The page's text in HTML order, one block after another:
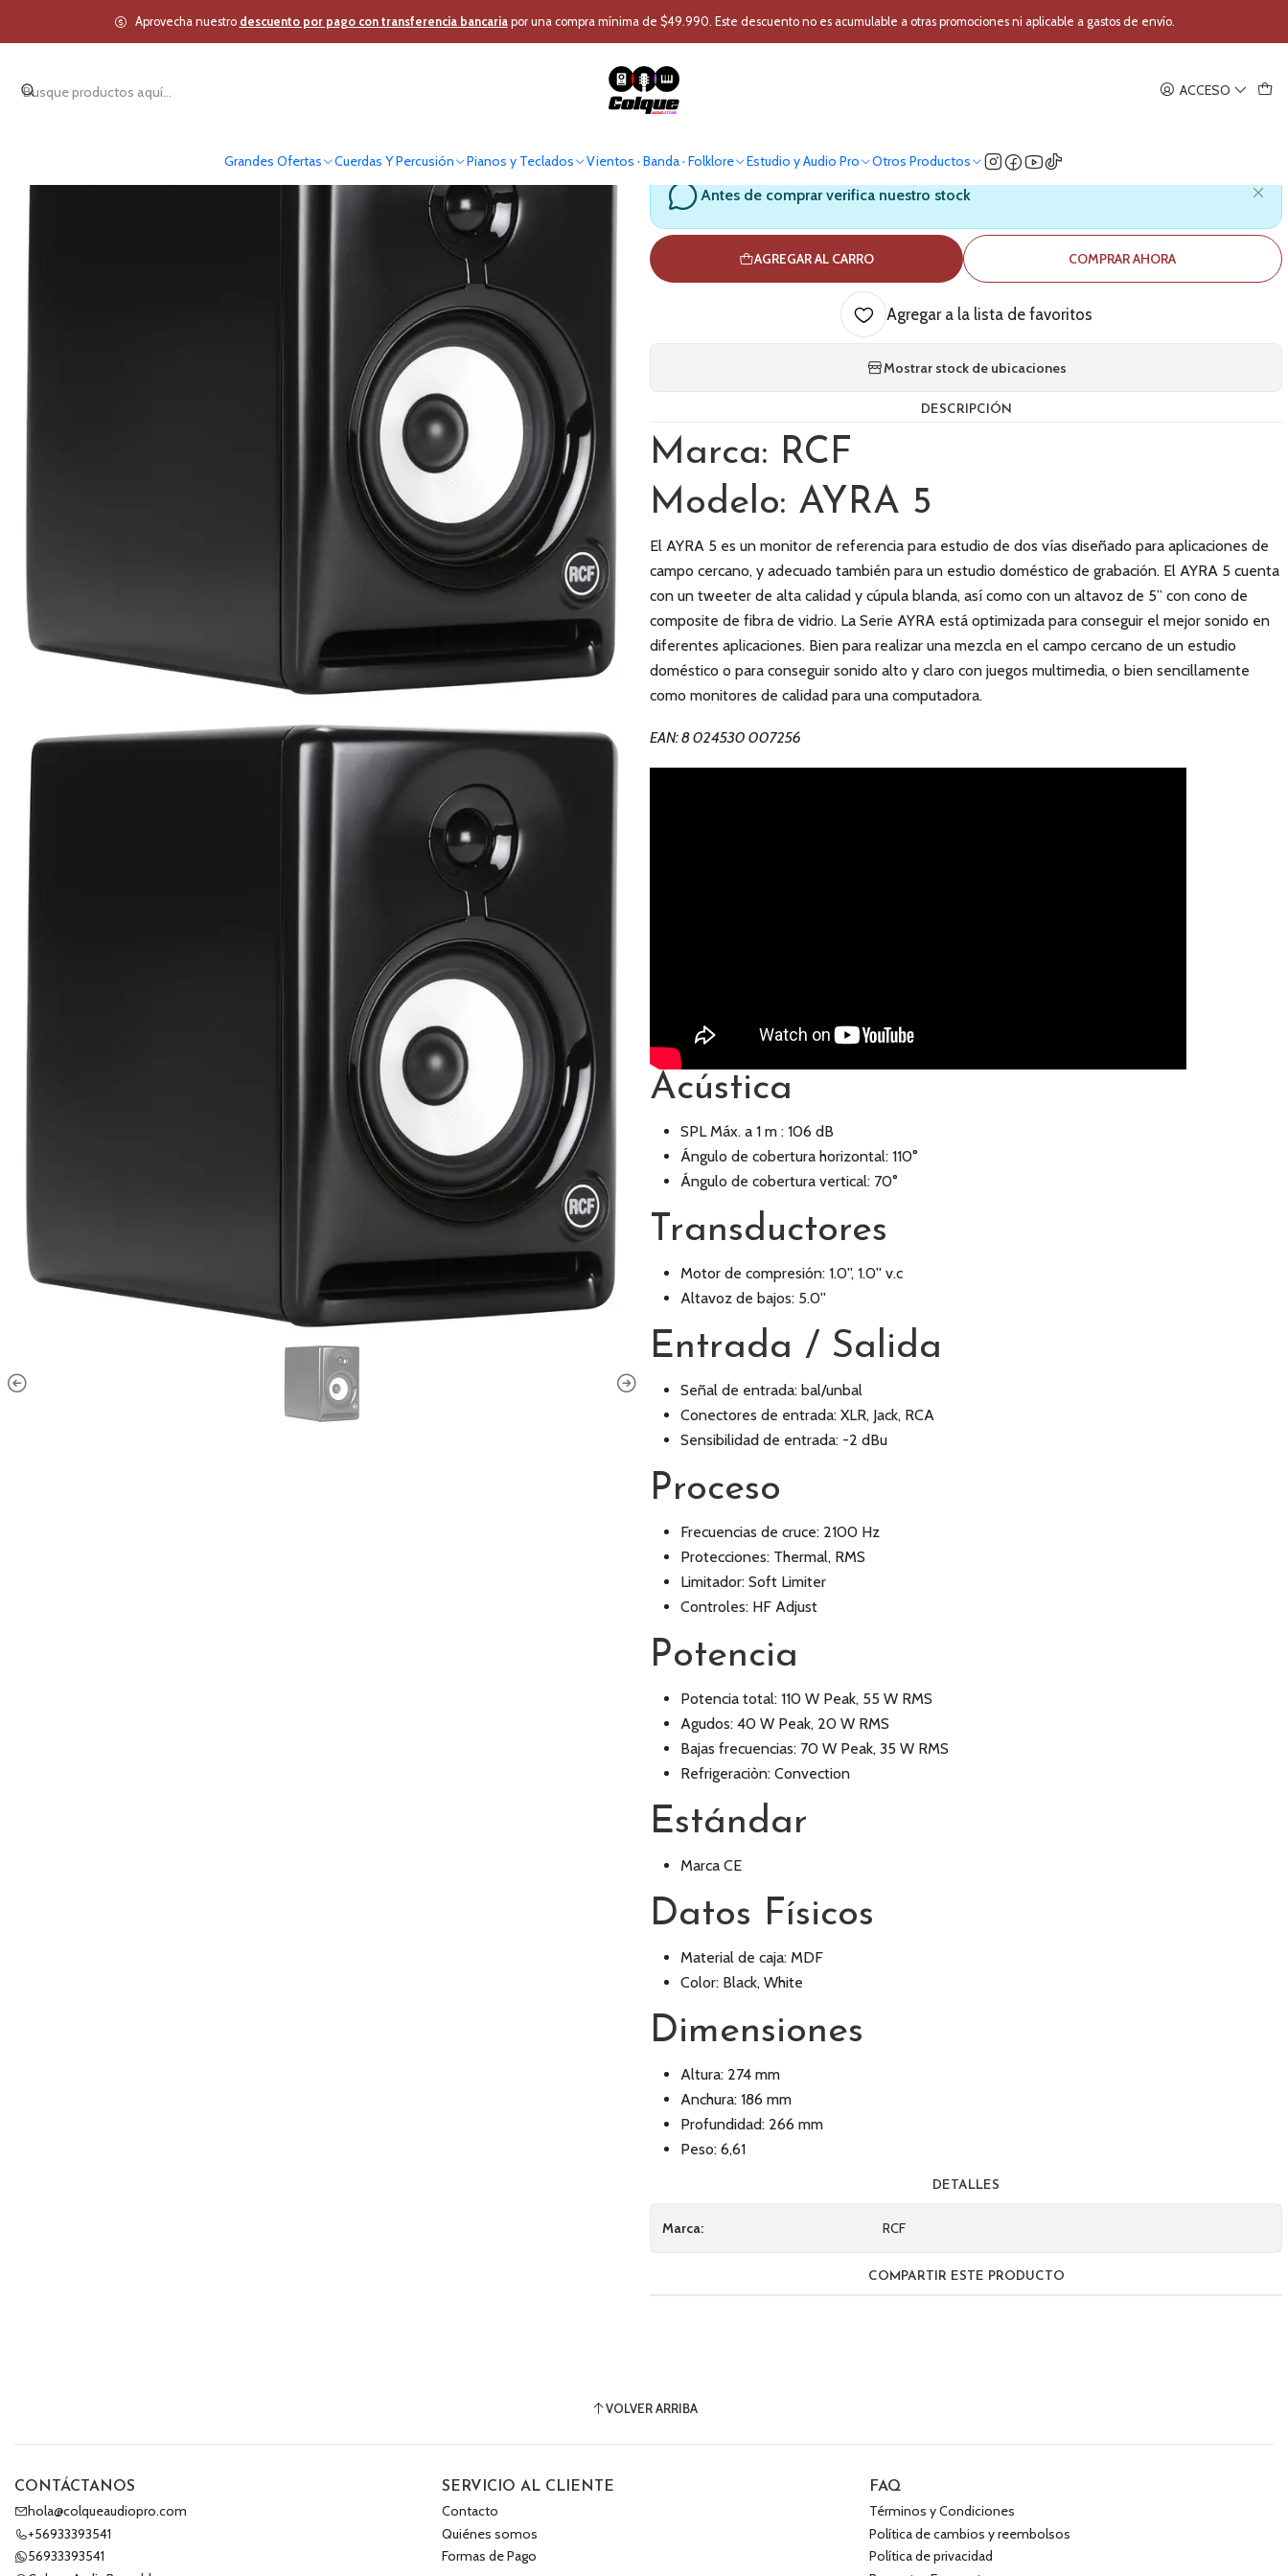
ACCESO
Grandes Ofertas Cuerdas Y Percusión Pianos y Teclados Vientos · Banda · Folklore Estudio y Audio Pro Otros Productos
Aprovecha nuestro descuento por pago con transferencia bancariapor una compra mínima de $49.990. Este descuento no es acumulable a otras promociones ni aplicable a gastos de envío.
Inicio Estudio y Audio Pro Home Estudio y DJ Estudio Monitor Estudio Monitor Estudio Profesional RCF AYRA 5 (Unidad)
Monitor Estudio Profesional RCF AYRA 5
Antes de comprar verifica nuestro stock
AGREGAR AL CARRO COMPRAR AHORA
Agregar a la lista de favoritos
Mostrar stock de ubicaciones
DESCRIPCIÓN
Marca: RCF
Modelo: AYRA 5
El AYRA 5 es un monitor de referencia para estudio de dos vías diseñado para aplicaciones de
campo cercano, y adecuado también para un estudio doméstico de grabación. El AYRA 5 cuenta
con un tweeter de alta calidad y cúpula blanda, así como con un altavoz de 5” con cono de
composite de fibra de vidrio. La Serie AYRA está optimizada para conseguir el mejor sonido en
diferentes aplicaciones. Bien para realizar una mezcla en el campo cercano de un estudio
doméstico o para conseguir sonido alto y claro con juegos multimedia, o bien sencillamente
como monitores de calidad para una computadora.
EAN: 8 024530 007256
Acústica
SPL Máx. a 1 m : 106 dB
Ángulo de cobertura horizontal: 110°
Ángulo de cobertura vertical: 70°
Transductores
Motor de compresión: 1.0'', 1.0'' v.c
Altavoz de bajos: 5.0''
Entrada / Salida
Señal de entrada: bal/unbal
Conectores de entrada: XLR, Jack, RCA
Sensibilidad de entrada: -2 dBu
Proceso
Frecuencias de cruce: 2100 Hz
Protecciones: Thermal, RMS
Limitador: Soft Limiter
Controles: HF Adjust
Potencia
Potencia total: 110 W Peak, 55 W RMS
Agudos: 40 W Peak, 20 W RMS
Bajas frecuencias: 70 W Peak, 35 W RMS
Refrigeraciòn: Convection
Estándar
Marca CE
Datos Físicos
Material de caja: MDF
Color: Black, White
Dimensiones
Altura: 274 mm
Anchura: 186 mm
Profundidad: 266 mm
Peso: 6,61
DETALLES
Marca: RCF
COMPARTIR ESTE PRODUCTO
VOLVER ARRIBA
CONTÁCTANOS
hola@colqueaudiopro.com
+56933393541
56933393541
SERVICIO AL CLIENTE
Contacto
Quiénes somos
Formas de Pago
FAQ
Términos y Condiciones
Política de cambios y reembolsos
Política de privacidad